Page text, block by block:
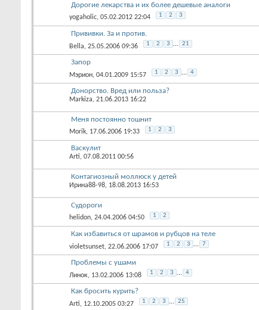
Дорогие лекарства и их более дешевые аналоги
yogaholic, 05.02.2012 22:04 1 2 3
Прививки. За и против.
Bella, 25.05.2006 09:36 1 2 3 ... 21
Запор
Мэрион, 04.01.2009 15:57 1 2 3 ... 4
Донорство. Вред или польза?
Markiza, 21.06.2013 16:22
Меня постоянно тошнит
Morik, 17.06.2006 19:33 1 2 3
Васкулит
Arti, 07.08.2011 00:56
Контагиозный моллюск у детей
Ирина88-98, 18.08.2013 16:53
Судороги
helidon, 24.04.2006 04:50 1 2
Как избавиться от шрамов и рубцов на теле
violetsunset, 22.06.2006 17:07 1 2 3 ... 7
Проблемы с ушами
Линок, 13.02.2006 13:08 1 2 3 ... 4
Как бросить курить?
Arti, 12.10.2005 03:27 1 2 3 ... 25